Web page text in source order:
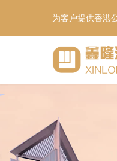
为客户提供香港